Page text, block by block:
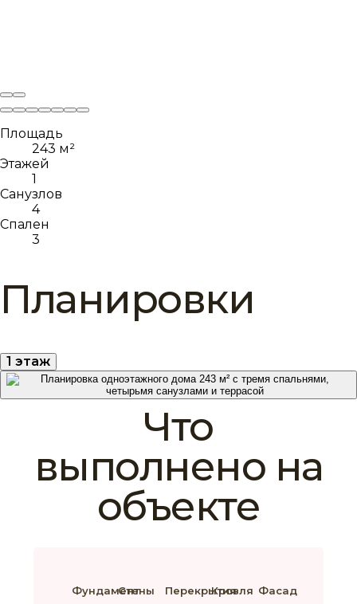
Площадь
243 м²
Этажей
1
Санузлов
4
Спален
3
Планировки
1 этаж
Что
выполнено на
объекте
Фундамент
Стены Перекрытия
Кровля Фасад